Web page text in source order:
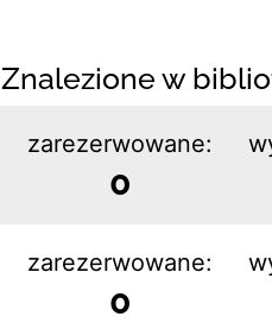
Znalezione w
zarezerwowane:
0
zarezerwowane:
0